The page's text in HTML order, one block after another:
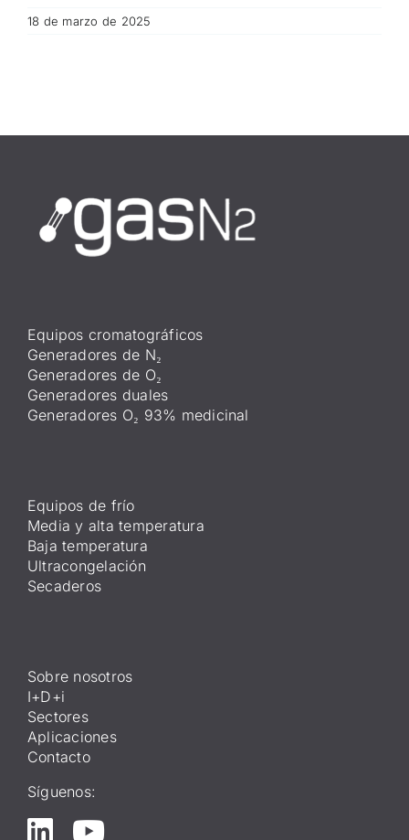
18 de marzo de 2025
Equipos cromatográficos
Generadores de N₂
Generadores de O₂
Generadores duales
Generadores O₂ 93% medicinal
Equipos de frío
Media y alta temperatura
Baja temperatura
Ultracongelación
Secaderos
Sobre nosotros
I+D+i
Sectores
Aplicaciones
Contacto
Síguenos: